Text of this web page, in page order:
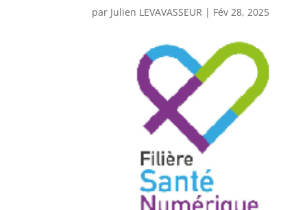
par Julien LEVAVASSEUR | Fév 28, 2025